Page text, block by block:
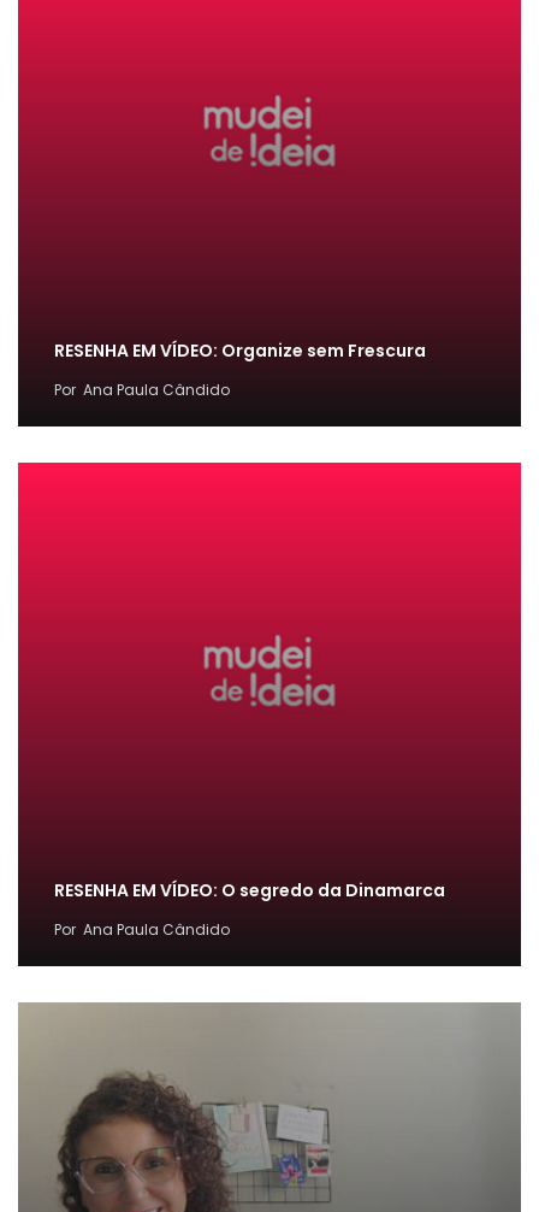
RESENHA EM VÍDEO: Organize sem Frescura
Por Ana Paula Cândido
RESENHA EM VÍDEO: O segredo da Dinamarca
Por Ana Paula Cândido